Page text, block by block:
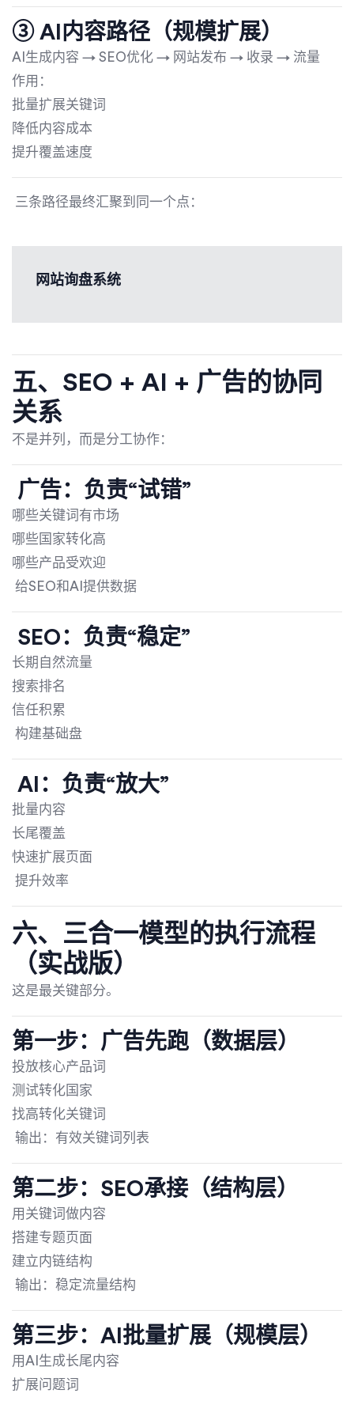
③ AI内容路径（规模扩展）
AI生成内容 → SEO优化 → 网站发布 → 收录 → 流量
作用：
批量扩展关键词
降低内容成本
提升覆盖速度
三条路径最终汇聚到同一个点：
网站询盘系统
五、SEO + AI + 广告的协同
关系
不是并列，而是分工协作：
广告：负责“试错”
哪些关键词有市场
哪些国家转化高
哪些产品受欢迎
给SEO和AI提供数据
SEO：负责“稳定”
长期自然流量
搜索排名
信任积累
构建基础盘
AI：负责“放大”
批量内容
长尾覆盖
快速扩展页面
提升效率
六、三合一模型的执行流程
（实战版）
这是最关键部分。
第一步：广告先跑（数据层）
投放核心产品词
测试转化国家
找高转化关键词
输出：有效关键词列表
第二步：SEO承接（结构层）
用关键词做内容
搭建专题页面
建立内链结构
输出：稳定流量结构
第三步：AI批量扩展（规模层）
用AI生成长尾内容
扩展问题词